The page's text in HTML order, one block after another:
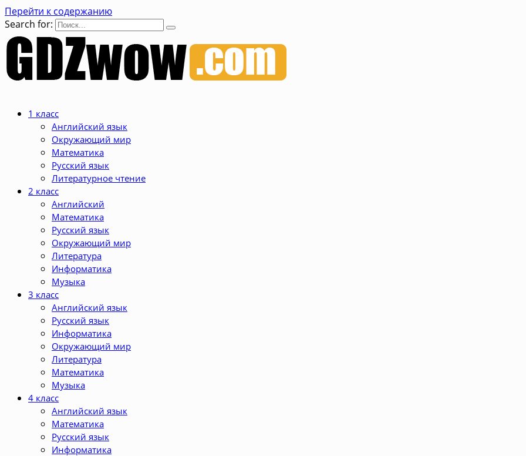
Перейти к содержанию
Search for:
1 класс
Английский язык
Окружающий мир
Математика
Русский язык
Литературное чтение
2 класс
Английский
Математика
Русский язык
Окружающий мир
Литература
Информатика
Музыка
3 класс
Английский язык
Русский язык
Информатика
Окружающий мир
Литература
Математика
Музыка
4 класс
Английский язык
Математика
Русский язык
Информатика